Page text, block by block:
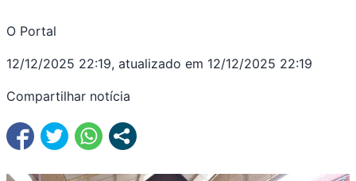
O Portal
12/12/2025 22:19, atualizado em 12/12/2025 22:19
Compartilhar notícia